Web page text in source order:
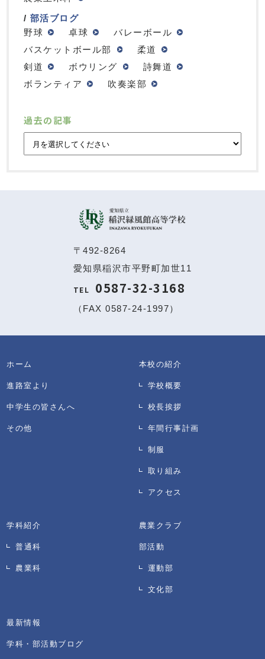
部活ブログ
野球
卓球
バレーボール
バスケットボール部
柔道
剣道
ボウリング
詩舞道
ボランティア
吹奏楽部
過去の記事
〒492-8264
愛知県稲沢市平野町加世11
TEL 0587-32-3168
（FAX 0587-24-1997）
ホーム
進路室より
中学生の皆さんへ
その他
本校の紹介
学校概要
校長挨拶
年間行事計画
制服
取り組み
アクセス
学科紹介
普通科
農業科
農業クラブ
部活動
運動部
文化部
最新情報
学科・部活動ブログ